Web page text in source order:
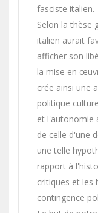
fasciste italien.
Selon la thèse
italien aurait
afficher son
la mise en
crée ainsi une
politique
et l'autonomie
de celle d'une
une telle
rapport à
critiques et les
contingence